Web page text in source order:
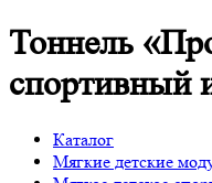
Тоннель
спортивный
Каталог
Мягкие детские